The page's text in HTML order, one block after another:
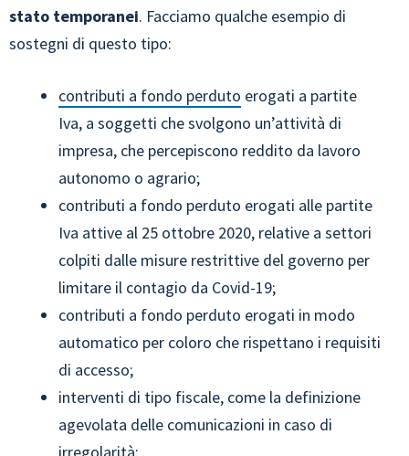
stato temporanei. Facciamo qualche esempio di
sostegni di questo tipo:
contributi a fondo perduto erogati a partite
Iva, a soggetti che svolgono un’attività di
impresa, che percepiscono reddito da lavoro
autonomo o agrario;
contributi a fondo perduto erogati alle partite
Iva attive al 25 ottobre 2020, relative a settori
colpiti dalle misure restrittive del governo per
limitare il contagio da Covid-19;
contributi a fondo perduto erogati in modo
automatico per coloro che rispettano i requisiti
di accesso;
interventi di tipo fiscale, come la definizione
agevolata delle comunicazioni in caso di
irregolarità;